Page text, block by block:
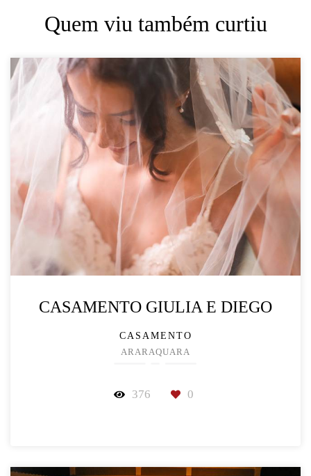
Quem viu também curtiu
CASAMENTO GIULIA E DIEGO
CASAMENTO
ARARAQUARA
376 0